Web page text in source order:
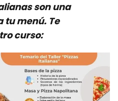
son una
tu menú. Te
curso: